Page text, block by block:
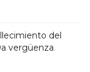
del
vergüenza